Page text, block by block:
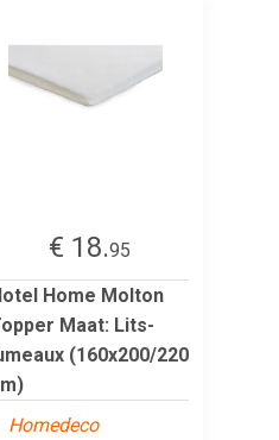
€ 18.95
Home Molton
Maat: Lits-
(160x200/220
Homedeco